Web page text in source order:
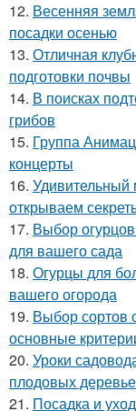
12. Весенняя
посадки осенью
13. Отличная
подготовки почвы
14. В поисках
грибов
15. Группа
концерты
16.
открываем
17. Выбор
для вашего сада
18. Огурцы для
вашего огорода
19. Выбор сортов
основные
20. Уроки
плодовых
21. Посадка и